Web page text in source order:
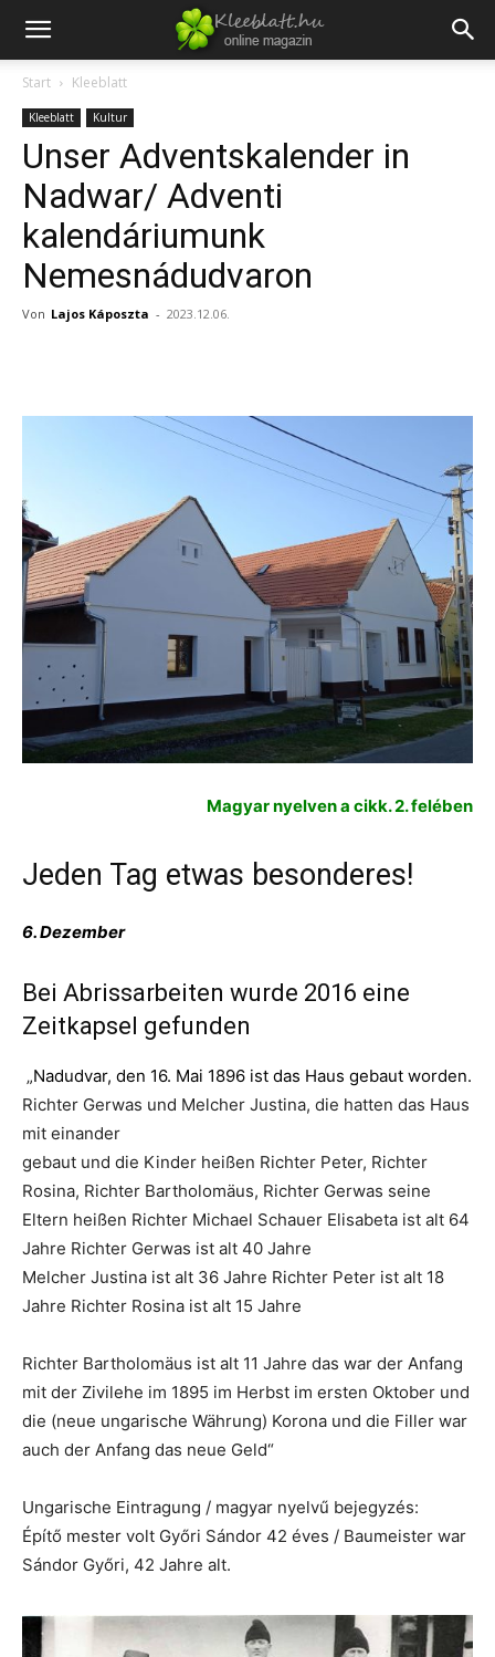
Start Kleeblatt
Kleeblatt Kultur
Unser Adventskalender in
Nadwar/ Adventi
kalendáriumunk
Nemesnádudvaron
Von Lajos Káposzta - 2023.12.06.
Magyar nyelven a cikk. 2. felében
Jeden Tag etwas besonderes!
6. Dezember
Bei Abrissarbeiten wurde 2016 eine
Zeitkapsel gefunden
„Nadudvar, den 16. Mai 1896 ist das Haus gebaut worden.
Richter Gerwas und Melcher Justina, die hatten das Haus
mit einander
gebaut und die Kinder heißen Richter Peter, Richter
Rosina, Richter Bartholomäus, Richter Gerwas seine
Eltern heißen Richter Michael Schauer Elisabeta ist alt 64
Jahre Richter Gerwas ist alt 40 Jahre
Melcher Justina ist alt 36 Jahre Richter Peter ist alt 18
Jahre Richter Rosina ist alt 15 Jahre
Richter Bartholomäus ist alt 11 Jahre das war der Anfang
mit der Zivilehe im 1895 im Herbst im ersten Oktober und
die (neue ungarische Währung) Korona und die Filler war
auch der Anfang das neue Geld“
Ungarische Eintragung / magyar nyelvű bejegyzés:
Építő mester volt Győri Sándor 42 éves / Baumeister war
Sándor Győri, 42 Jahre alt.